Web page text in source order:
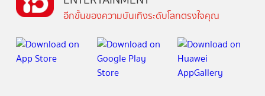
อีกขั้นของความบันเทิงระดับโลกตรงใจคุณ